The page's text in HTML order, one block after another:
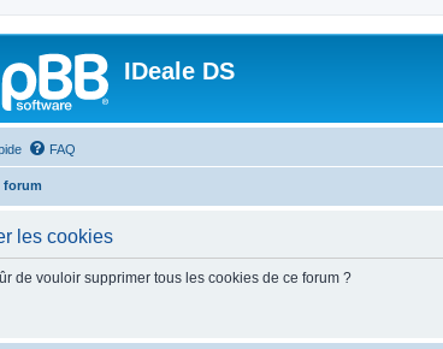
IDeale DS
FAQ
forum
les cookies
de vouloir supprimer tous les cookies de ce forum ?